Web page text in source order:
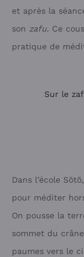
et après la
son zafu. Ce
pratique de
Sur le
Dans l’école
pour méditer
On pousse la
sommet du
paumes vers le